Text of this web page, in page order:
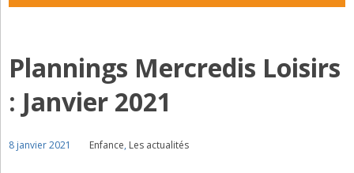
Plannings Mercredis Loisirs
: Janvier 2021
8 janvier 2021 Enfance, Les actualités